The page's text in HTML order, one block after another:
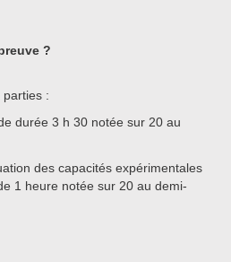
?
:
durée 3 h 30 notée sur 20 au
des capacités expérimentales
1 heure notée sur 20 au demi-